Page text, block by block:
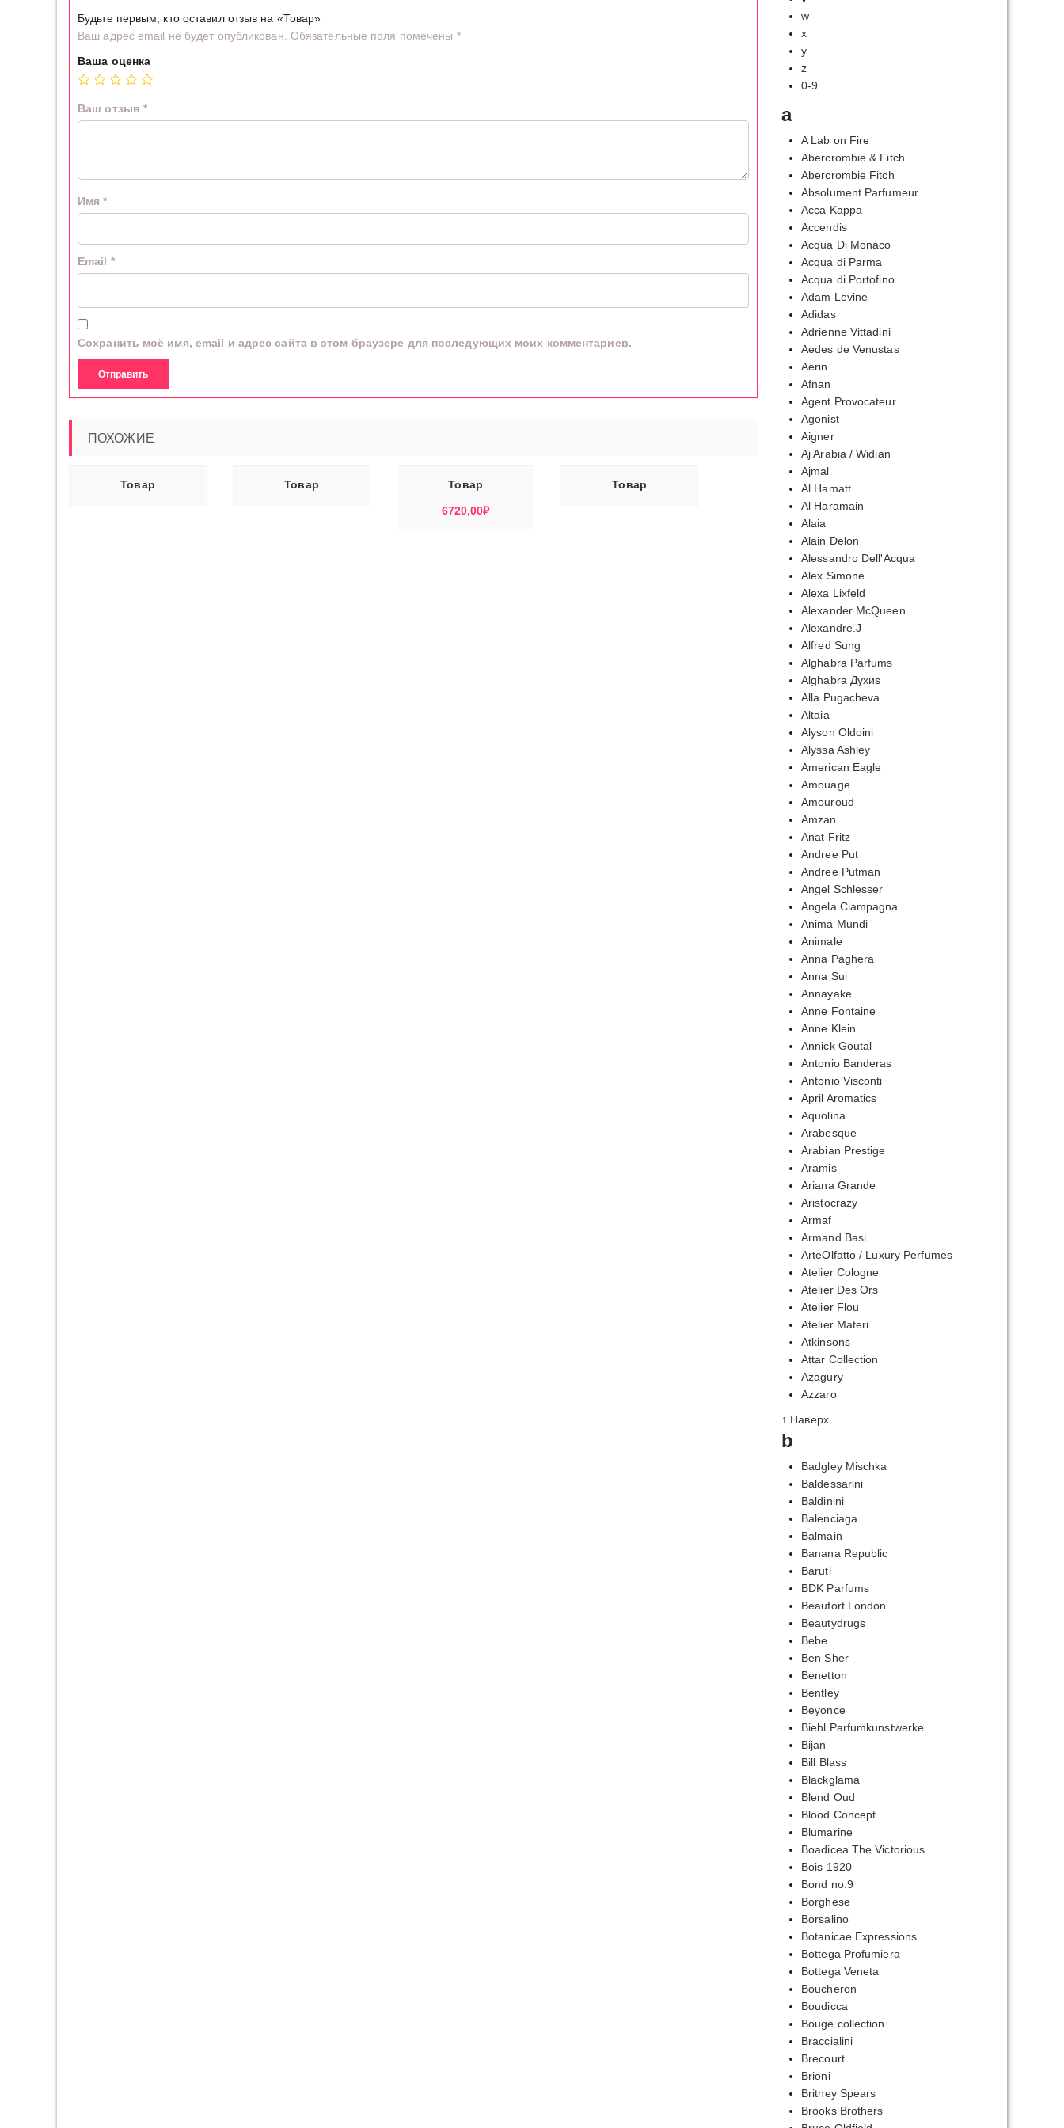
Будьте первым, кто оставил отзыв на «Товар»
Ваш адрес email не будет опубликован. Обязательные поля помечены *
Ваша оценка
Ваш отзыв *
Имя*
Email *
Сохранить моё имя, email и адрес сайта в этом браузере для последующих моих комментариев.
ПОХОЖИЕ
Товар Товар Товар
6720,00₽
Товар
w
x
y
z
0-9
a
A Lab on Fire
Abercrombie & Fitch
Abercrombie Fitch
Absolument Parfumeur
Acca Kappa
Accendis
Acqua Di Monaco
Acqua di Parma
Acqua di Portofino
Adam Levine
Adidas
Adrienne Vittadini
Aedes de Venustas
Aerin
Afnan
Agent Provocateur
Agonist
Aigner
Aj Arabia / Widian
Ajmal
Al Hamatt
Al Haramain
Alaia
Alain Delon
Alessandro Dell'Acqua
Alex Simone
Alexa Lixfeld
Alexander McQueen
Alexandre.J
Alfred Sung
Alghabra Parfums
Alghabra Духиs
Alla Pugacheva
Altaia
Alyson Oldoini
Alyssa Ashley
American Eagle
Amouage
Amouroud
Amzan
Anat Fritz
Andree Put
Andree Putman
Angel Schlesser
Angela Ciampagna
Anima Mundi
Animale
Anna Paghera
Anna Sui
Annayake
Anne Fontaine
Anne Klein
Annick Goutal
Antonio Banderas
Antonio Visconti
April Aromatics
Aquolina
Arabesque
Arabian Prestige
Aramis
Ariana Grande
Aristocrazy
Armaf
Armand Basi
ArteOlfatto / Luxury Perfumes
Atelier Cologne
Atelier Des Ors
Atelier Flou
Atelier Materi
Atkinsons
Attar Collection
Azagury
Azzaro
↑ Наверх
b
Badgley Mischka
Baldessarini
Baldinini
Balenciaga
Balmain
Banana Republic
Baruti
BDK Parfums
Beaufort London
Beautydrugs
Bebe
Ben Sher
Benetton
Bentley
Beyonce
Biehl Parfumkunstwerke
Bijan
Bill Blass
Blackglama
Blend Oud
Blood Concept
Blumarine
Boadicea The Victorious
Bois 1920
Bond no.9
Borghese
Borsalino
Botanicae Expressions
Bottega Profumiera
Bottega Veneta
Boucheron
Boudicca
Bouge collection
Braccialini
Brecourt
Brioni
Britney Spears
Brooks Brothers